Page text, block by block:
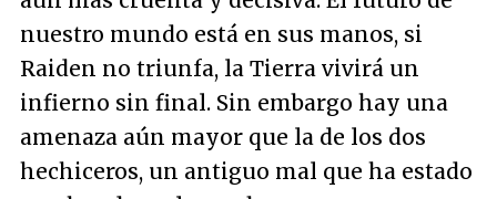
nuestro mundo está en sus manos, si
Raiden no triunfa, la Tierra vivirá un
infierno sin final. Sin embargo hay una
amenaza aún mayor que la de los dos
hechiceros, un antiguo mal que ha estado